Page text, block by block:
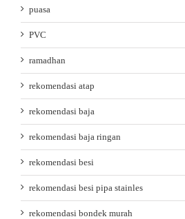
puasa
PVC
ramadhan
rekomendasi atap
rekomendasi baja
rekomendasi baja ringan
rekomendasi besi
rekomendasi besi pipa stainles
rekomendasi bondek murah